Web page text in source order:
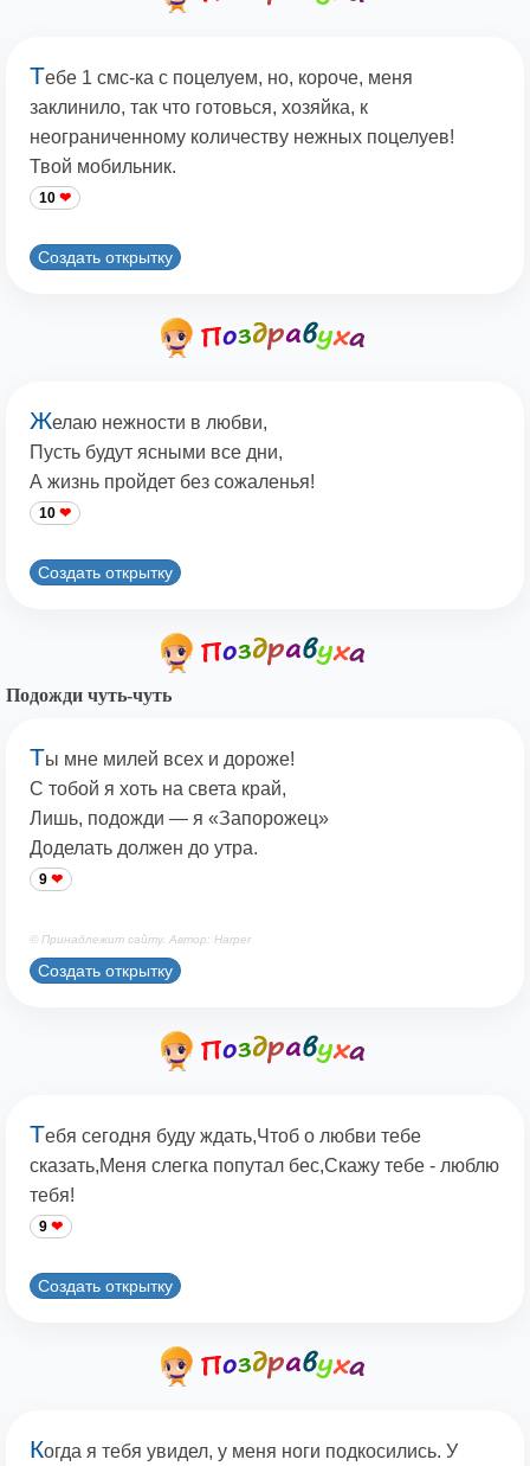
Тебе 1 смс-ка с поцелуем, но, короче, меня
заклинило, так что готовься, хозяйка, к
неограниченному количеству нежных поцелуев!
Твой мобильник.
10
Создать открытку
Желаю нежности в любви,
Пусть будут ясными все дни,
А жизнь пройдет без сожаленья!
10
Создать открытку
Подожди чуть-чуть
Ты мне милей всех и дороже!
С тобой я хоть на света край,
Лишь, подожди — я «Запорожец»
Доделать должен до утра.
9
© Принадлежит сайту. Автор: Harper
Создать открытку
Тебя сегодня буду ждать,Чтоб о любви тебе
сказать,Меня слегка попутал бес,Скажу тебе - люблю
тебя!
9
Создать открытку
Когда я тебя увидел, у меня ноги подкосились. У